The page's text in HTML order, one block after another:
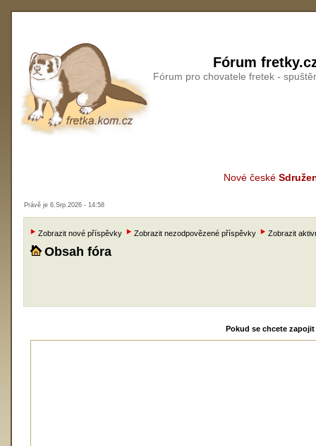
Fórum
Fórum pro chovatele fretek -
Nové české
Právě je 6.Srp.2026 - 14:58
Zobrazit nové příspěvky Zobrazit nezodpovězené příspěvky Zobrazit
Obsah fóra
Pokud se chcete